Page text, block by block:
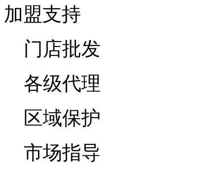
加盟支持
门店批发
各级代理
区域保护
市场指导